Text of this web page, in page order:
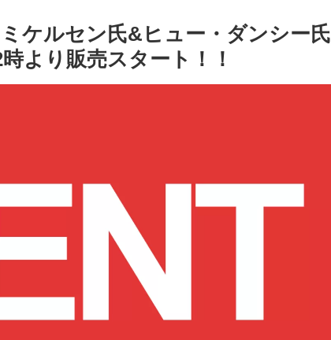
ケルセン氏&ヒュー・ダンシー氏
より販売スタート！！